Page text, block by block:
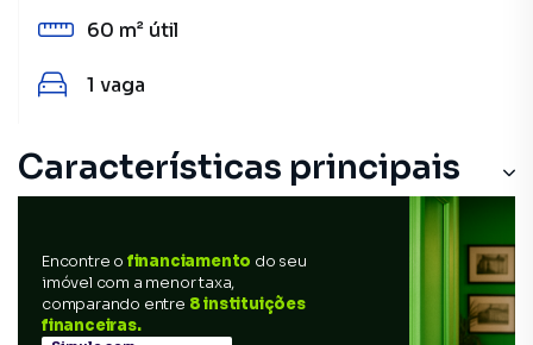
60 m² útil
1 vaga
Características principais
Varanda
Armário Cozinha
Encontre o financiamento do seu
imóvel com a menor taxa,
comparando entre 8 instituições
financeiras.